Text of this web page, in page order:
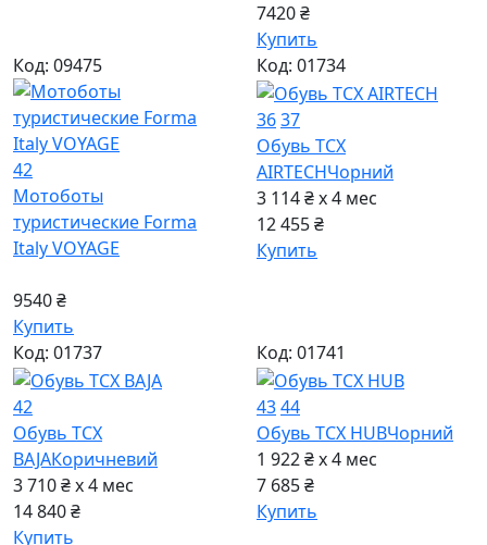
7420 ₴
Купить
Код: 09475
42
Мотоботы
туристические Forma
Italy VOYAGE
9540 ₴
Купить
Код: 01734
3637
Обувь TCX
AIRTECHЧорний
3 114 ₴ x 4 мес
12 455 ₴
Купить
Код: 01737
42
Обувь TCX
BAJAКоричневий
3 710 ₴ x 4 мес
14 840 ₴
Купить
Код: 01741
4344
Обувь TCX HUBЧорний
1 922 ₴ x 4 мес
7 685 ₴
Купить